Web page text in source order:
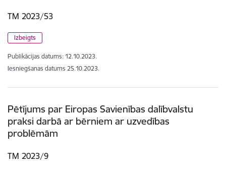
TM 2023/53
Izbeigts
Publikācijas datums: 12.10.2023.
Iesniegšanas datums 25.10.2023.
Pētījums par Eiropas Savienības dalībvalstu
praksi darbā ar bērniem ar uzvedības
problēmām
TM 2023/9